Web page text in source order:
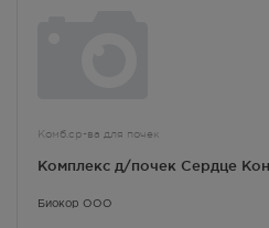
Комб.ср-ва для почек
Комплекс д/почек Сердце
Биокор ООО